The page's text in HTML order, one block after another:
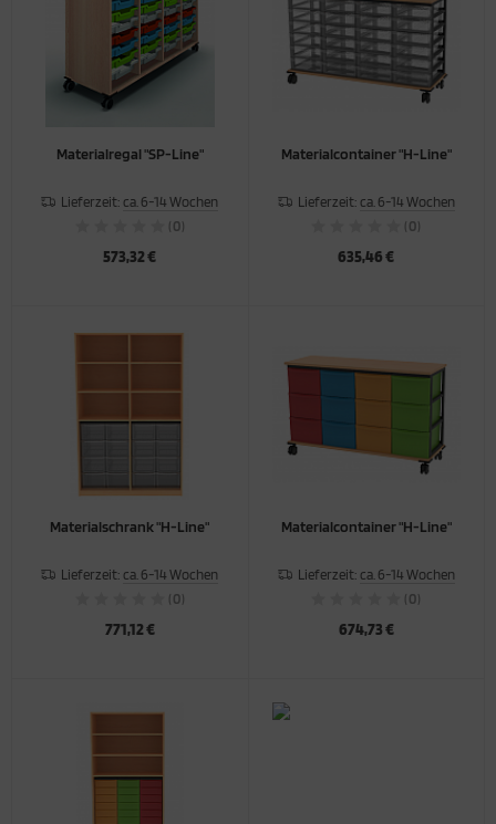
Materialregal "SP-Line"
Lieferzeit: ca. 6-14 Wochen
(0)
573,32 €
Materialcontainer "H-Line"
Lieferzeit: ca. 6-14 Wochen
(0)
635,46 €
Materialschrank "H-Line"
Lieferzeit: ca. 6-14 Wochen
(0)
771,12 €
Materialcontainer "H-Line"
Lieferzeit: ca. 6-14 Wochen
(0)
674,73 €